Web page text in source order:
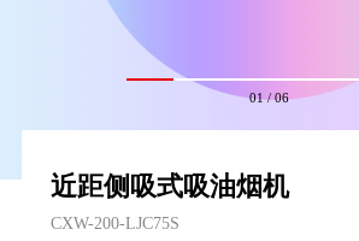
01/06
近距侧吸式吸油烟机
CXW-200-LJC75S